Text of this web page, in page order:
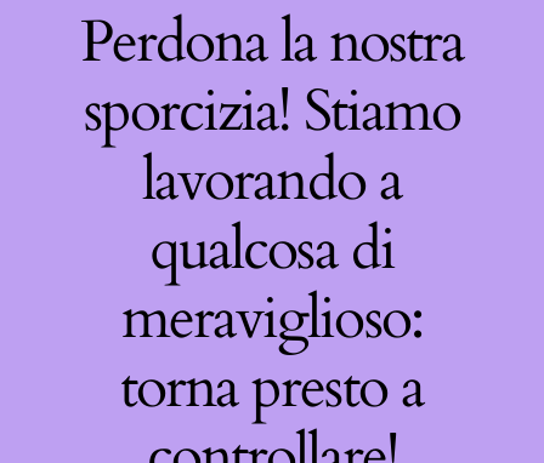
Perdona la nostra
sporcizia! Stiamo
lavorando a
qualcosa di
meraviglioso:
torna presto a